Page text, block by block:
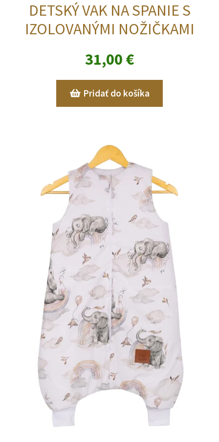
DETSKÝ VAK NA SPANIE S
IZOLOVANÝMI NOŽIČKAMI
31,00 €
Pridať do košíka